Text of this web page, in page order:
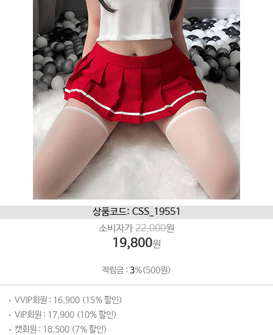
상품코드: CSS_19551
소비자가 22,000원
19,800원
적립금 : 3%(500원)
VVIP회원 : 16,900 (15% 할인)
VIP회원 : 17,900 (10% 할인)
캣회원 : 18,500 (7% 할인)